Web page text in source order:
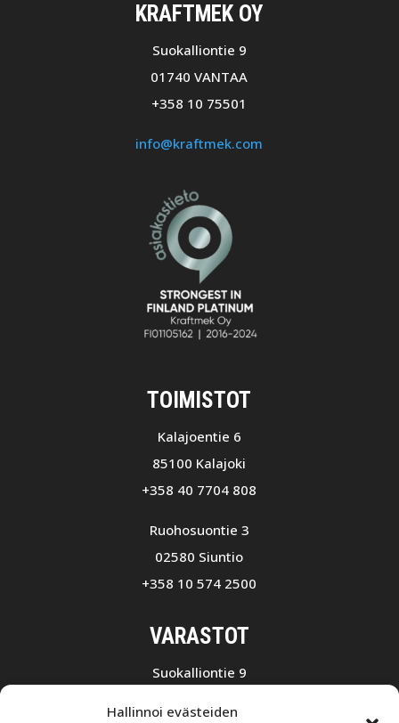
Hallinnoi evästeiden
KRAFTMEK OY
Suokalliontie 9
01740 VANTAA
+358 10 75501
info@kraftmek.com
TOIMISTOT
Kalajoentie 6
85100 Kalajoki
+358 40 7704 808
Ruohosuontie 3
02580 Siuntio
+358 10 574 2500
VARASTOT
Suokalliontie 9